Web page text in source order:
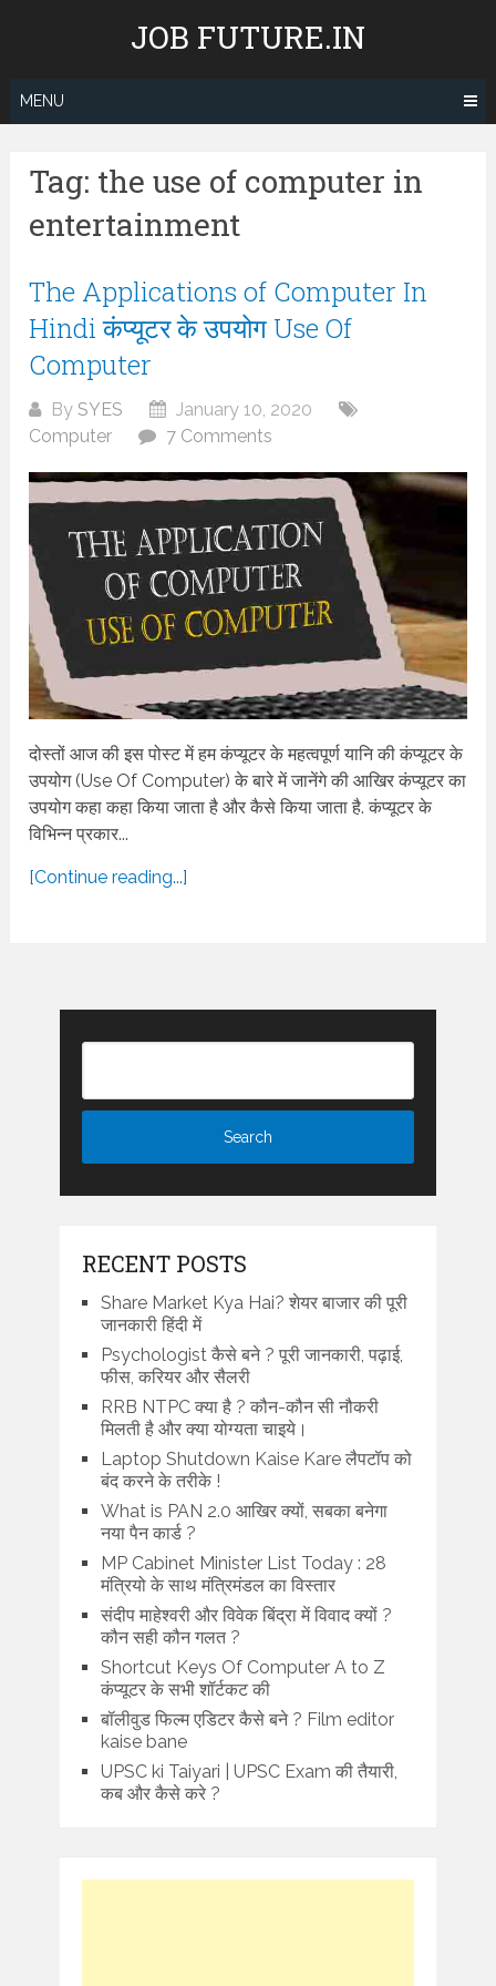
JOB FUTURE.IN
MENU
Tag: the use of computer in
entertainment
The Applications of Computer In
Hindi कंप्यूटर के उपयोग Use Of
Computer
BySYES
January 10, 2020
Computer
7 Comments
दोस्तों आज की इस पोस्ट में हम कंप्यूटर के महत्वपूर्ण यानि की कंप्यूटर के
उपयोग (Use Of Computer) के बारे में जानेंगे की आखिर कंप्यूटर का
उपयोग कहा कहा किया जाता है और कैसे किया जाता है. कंप्यूटर के
विभिन्न प्रकार...
[Continue reading...]
RECENT POSTS
Share Market Kya Hai? शेयर बाजार की पूरी
जानकारी हिंदी में
Psychologist कैसे बने ? पूरी जानकारी, पढ़ाई,
फीस, करियर और सैलरी
RRB NTPC क्या है ? कौन-कौन सी नौकरी
मिलती है और क्या योग्यता चाइये।
Laptop Shutdown Kaise Kare लैपटॉप को
बंद करने के तरीके !
What is PAN 2.0 आखिर क्यों, सबका बनेगा
नया पैन कार्ड ?
MP Cabinet Minister List Today : 28
मंत्रियो के साथ मंत्रिमंडल का विस्तार
संदीप माहेश्वरी और विवेक बिंद्रा में विवाद क्यों ?
कौन सही कौन गलत ?
Shortcut Keys Of Computer A to Z
कंप्यूटर के सभी शॉर्टकट की
बॉलीवुड फिल्म एडिटर कैसे बने ? Film editor
kaise bane
UPSC ki Taiyari | UPSC Exam की तैयारी,
कब और कैसे करे ?